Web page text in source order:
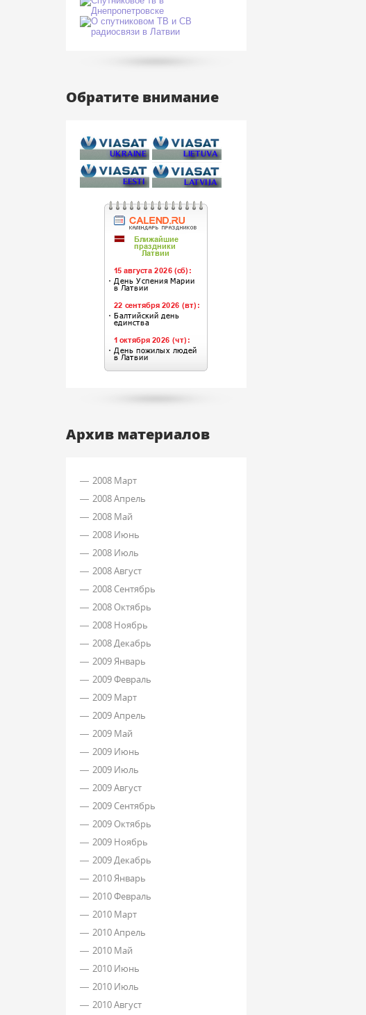
Обратите внимание
Архив материалов
2008 Март
2008 Апрель
2008 Май
2008 Июнь
2008 Июль
2008 Август
2008 Сентябрь
2008 Октябрь
2008 Ноябрь
2008 Декабрь
2009 Январь
2009 Февраль
2009 Март
2009 Апрель
2009 Май
2009 Июнь
2009 Июль
2009 Август
2009 Сентябрь
2009 Октябрь
2009 Ноябрь
2009 Декабрь
2010 Январь
2010 Февраль
2010 Март
2010 Апрель
2010 Май
2010 Июнь
2010 Июль
2010 Август